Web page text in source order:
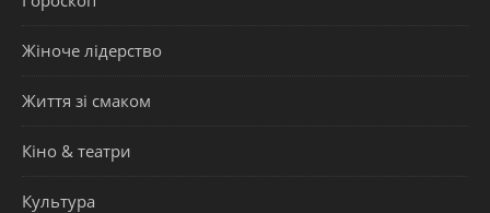
Жіноче лідерство
Життя зі смаком
Кіно & театри
Культура